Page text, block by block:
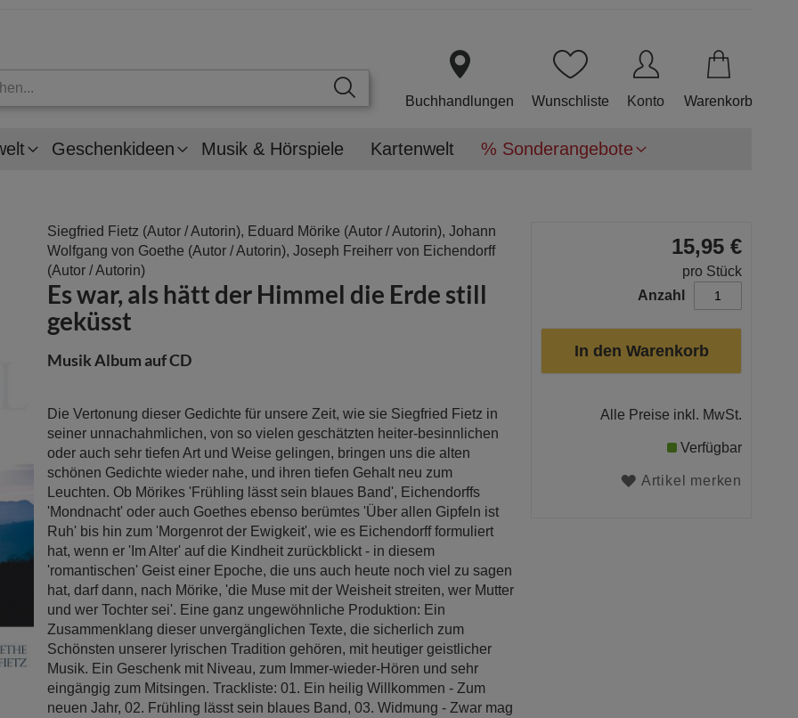
Buchhandlungen Wunschliste Konto Warenkorb
Geschenkideen Musik & Hörspiele Kartenwelt % Sonderangebote
Siegfried Fietz (Autor / Autorin), Eduard Mörike (Autor / Autorin), Johann
Wolfgang von Goethe (Autor / Autorin), Joseph Freiherr von Eichendorff
(Autor / Autorin)
Es war, als hätt der Himmel die Erde still
geküsst
Musik Album auf CD
Die Vertonung dieser Gedichte für unsere Zeit, wie sie Siegfried Fietz in
seiner unnachahmlichen, von so vielen geschätzten heiter-besinnlichen
oder auch sehr tiefen Art und Weise gelingen, bringen uns die alten
schönen Gedichte wieder nahe, und ihren tiefen Gehalt neu zum
Leuchten. Ob Mörikes 'Frühling lässt sein blaues Band', Eichendorffs
'Mondnacht' oder auch Goethes ebenso berümtes 'Über allen Gipfeln ist
Ruh' bis hin zum 'Morgenrot der Ewigkeit', wie es Eichendorff formuliert
hat, wenn er 'Im Alter' auf die Kindheit zurückblickt - in diesem
'romantischen' Geist einer Epoche, die uns auch heute noch viel zu sagen
hat, darf dann, nach Mörike, 'die Muse mit der Weisheit streiten, wer Mutter
und wer Tochter sei'. Eine ganz ungewöhnliche Produktion: Ein
Zusammenklang dieser unvergänglichen Texte, die sicherlich zum
Schönsten unserer lyrischen Tradition gehören, mit heutiger geistlicher
Musik. Ein Geschenk mit Niveau, zum Immer-wieder-Hören und sehr
eingängig zum Mitsingen. Trackliste: 01. Ein heilig Willkommen - Zum
neuen Jahr, 02. Frühling lässt sein blaues Band, 03. Widmung - Zwar mag
15,95 €
pro Stück
Anzahl
In den Warenkorb
Alle Preise inkl. MwSt.
Verfügbar
Artikel merken